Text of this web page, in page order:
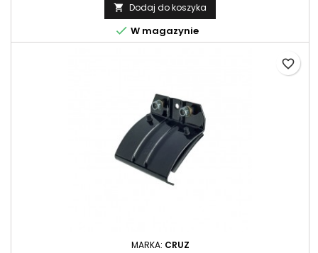
 Dodaj do koszyka
 W magazynie
MARKA: CRUZ
favorite_border